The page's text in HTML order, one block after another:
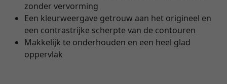
zonder vervorming
Een kleurweergave getrouw aan het origineel en
een contrastrijke scherpte van de contouren
Makkelijk te onderhouden en een heel glad
oppervlak